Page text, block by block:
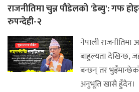
राजनीतिमा चुन्न पौडेलको 'डेब्यु': गफ
रुपन्देही-२
नेपाली
बाहुल्यता देखिन्छ,
बन्छन् तर
अनुभूति खासै हुँदैन।